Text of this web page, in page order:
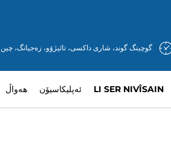
گوچینگ گوند، شاری داکسی، تائیژۆو، زه‌جیانگ، چین
هەواڵ ئەپلیکاسیۆن LI SER NIVÎSAIN